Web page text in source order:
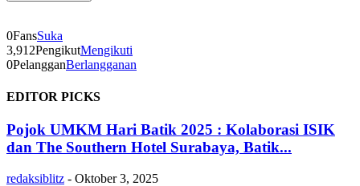
0FansSuka
3,912PengikutMengikuti
0PelangganBerlangganan
EDITOR PICKS
Pojok UMKM Hari Batik 2025 : Kolaborasi ISIK
dan The Southern Hotel Surabaya, Batik...
redaksiblitz - Oktober 3, 2025